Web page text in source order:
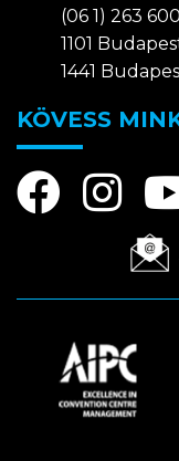
(06 1) 263
1101
1441
KÖVESS